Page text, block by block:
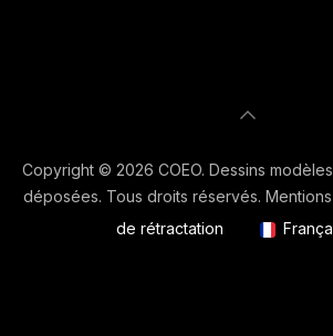
Copyright © 2026 COEO. Dessins
déposées. Tous droits réservés.
de rétractation